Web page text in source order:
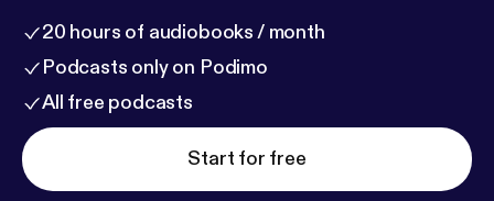
20 hours of audiobooks / month
Podcasts only on Podimo
All free podcasts
Start for free